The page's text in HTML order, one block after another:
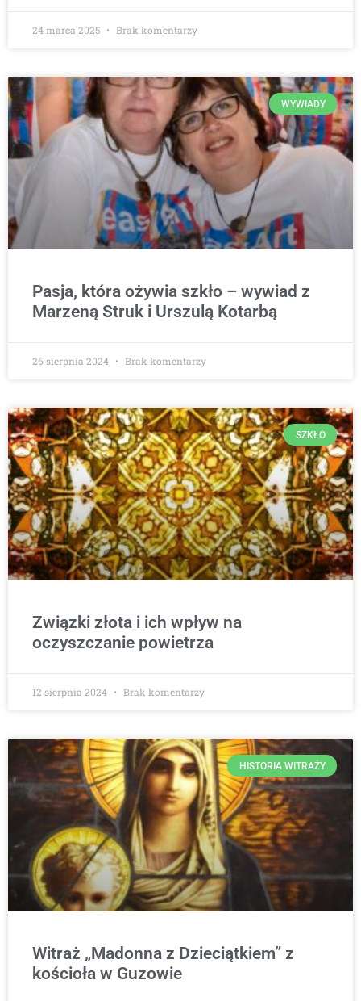
24 marca 2025 Brak komentarzy
WYWIADY
Pasja, która ożywia szkło – wywiad z
Marzeną Struk i Urszulą Kotarbą
26 sierpnia 2024 Brak komentarzy
SZKŁO
Związki złota i ich wpływ na
oczyszczanie powietrza
12 sierpnia 2024 Brak komentarzy
HISTORIA WITRAŻY
Witraż „Madonna z Dzieciątkiem” z
kościoła w Guzowie